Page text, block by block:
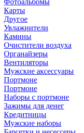
Фотоальбомы
Карты
Другое
Увлажнители
Камины
Очистители воздуха
Органайзеры
Вентиляторы
Мужские аксессуары
Портмоне
Портмоне
Наборы с портмоне
Зажимы для денег
Кредитницы
Мужские наборы